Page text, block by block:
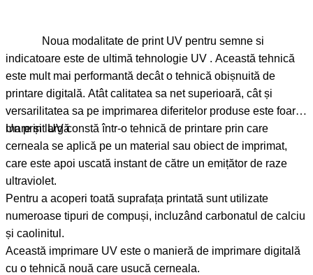
indicatoare este de ultimă tehnologie UV . Această tehnică
este mult mai performantă decât o tehnică obișnuită de
printare digitală. Atât calitatea sa net superioară, cât și
versarilitatea sa pe imprimarea diferitelor produse este foarte
mare și largă
Un print UV constă într-o tehnică de printare prin care
cerneala se aplică pe un material sau obiect de imprimat,
care este apoi uscată instant de către un emițător de raze
ultraviolet.
Pentru a acoperi toată suprafața printată sunt utilizate
numeroase tipuri de compuși, incluzând carbonatul de calciu
și caolinitul.
Această imprimare UV este o manieră de imprimare digitală
cu o tehnică nouă care usucă cerneala.